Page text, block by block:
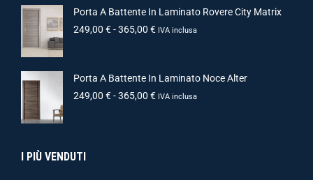
Porta A Battente In Laminato Rovere City Matrix
249,00 €-365,00 € IVA inclusa
Porta A Battente In Laminato Noce Alter
249,00 €-365,00 € IVA inclusa
I PIÙ VENDUTI